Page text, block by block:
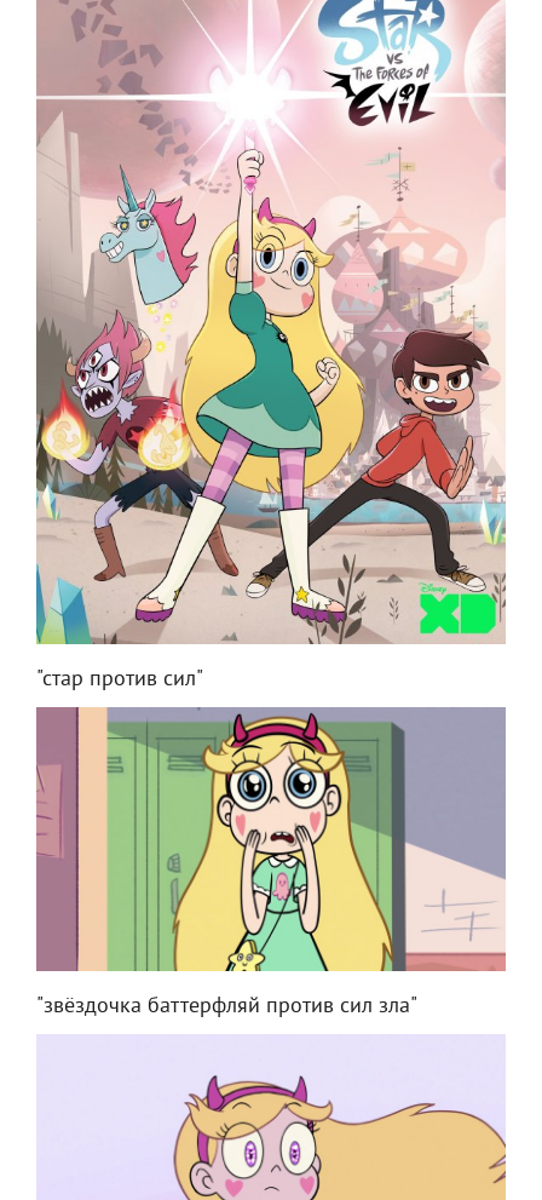
"стар против сил"
"звёздочка баттерфляй против сил зла"